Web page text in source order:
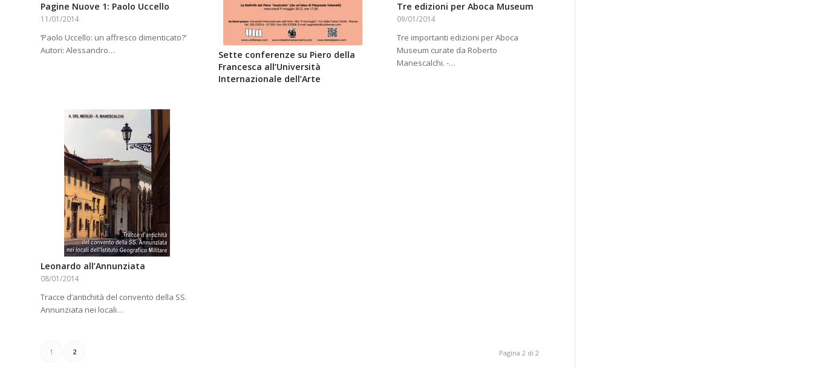
Pagine Nuove 1: Paolo Uccello
11/01/2014
‘Paolo Uccello: un affresco dimenticato?’
Autori: Alessandro…
Sette conferenze su Piero della
Francesca all’Università
Internazionale dell’Arte
Tre edizioni per Aboca Museum
09/01/2014
Tre importanti edizioni per Aboca
Museum curate da Roberto
Manescalchi. -…
Leonardo all’Annunziata
08/01/2014
Tracce d’antichità del convento della SS.
Annunziata nei locali…
Pagina 2 di 2
1 2